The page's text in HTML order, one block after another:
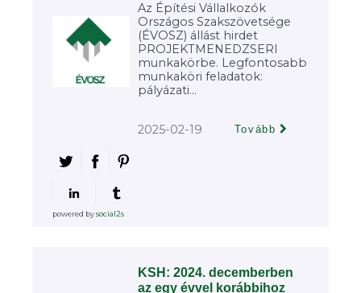
Az Építési Vállalkozók
Országos Szakszövetsége
(ÉVOSZ) állást hirdet
PROJEKTMENEDZSERI
munkakörbe. Legfontosabb
munkaköri feladatok:
pályázati...
2025-02-19 Tovább
powered bysocial2s
KSH: 2024. decemberben
az egy évvel korábbihoz